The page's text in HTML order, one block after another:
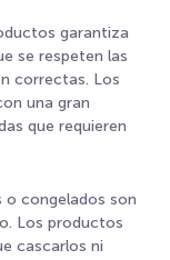
garantiza
se respeten las
correctas. Los
una gran
que requieren
o congelados son
Los productos
cascarlos ni